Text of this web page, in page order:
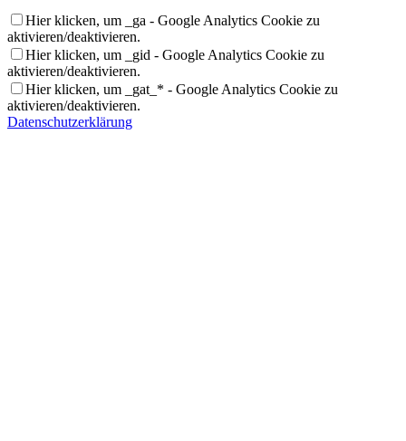
Hier klicken, um _ga - Google Analytics Cookie zu
aktivieren/deaktivieren.
Hier klicken, um _gid - Google Analytics Cookie zu
aktivieren/deaktivieren.
Hier klicken, um _gat_* - Google Analytics Cookie zu
aktivieren/deaktivieren.
Datenschutzerklärung